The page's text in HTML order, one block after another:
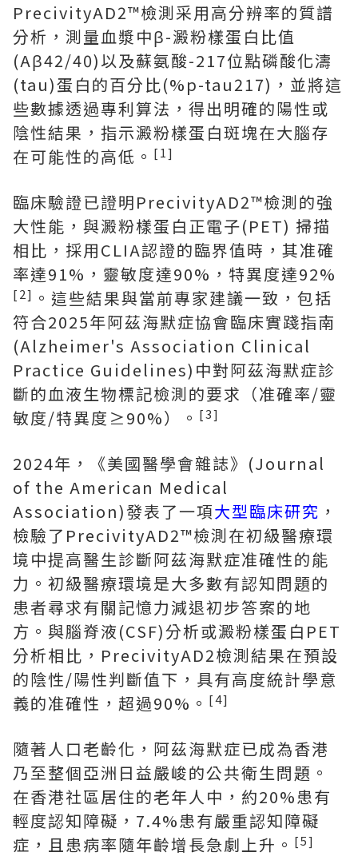
PrecivityAD2™檢測采用高分辨率的質譜
分析，測量血漿中β-澱粉樣蛋白比值
(Aβ42/40)以及蘇氨酸-217位點磷酸化濤
(tau)蛋白的百分比(%p-tau217)，並將這
些數據透過專利算法，得出明確的陽性或
陰性結果，指示澱粉樣蛋白斑塊在大腦存
在可能性的高低。 [1]
臨床驗證已證明PrecivityAD2™檢測的強
大性能，與澱粉樣蛋白正電子(PET) 掃描
相比，採用CLIA認證的臨界值時，其准確
率達91%，靈敏度達90%，特異度達92%
[2] 。這些結果與當前專家建議一致，包括
符合2025年阿茲海默症協會臨床實踐指南
(Alzheimer's Association Clinical
Practice Guidelines)中對阿茲海默症診
斷的血液生物標記檢測的要求（准確率/靈
敏度/特異度≥90%）。 [3]
2024年，《美國醫學會雜誌》(Journal
of the American Medical
Association)發表了一項大型臨床研究 ，
檢驗了PrecivityAD2™檢測在初級醫療環
境中提高醫生診斷阿茲海默症准確性的能
力。初級醫療環境是大多數有認知問題的
患者尋求有關記憶力減退初步答案的地
方。與腦脊液(CSF)分析或澱粉樣蛋白PET
分析相比，PrecivityAD2檢測結果在預設
的陰性/陽性判斷值下，具有高度統計學意
義的准確性，超過90%。 [4]
隨著人口老齡化，阿茲海默症已成為香港
乃至整個亞洲日益嚴峻的公共衛生問題。
在香港社區居住的老年人中，約20%患有
輕度認知障礙，7.4%患有嚴重認知障礙
症，且患病率隨年齡增長急劇上升。 [5]